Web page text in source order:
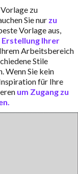
zu
Sie nur zu
Vorlage aus,
Erstellung Ihrer
Ihrem Arbeitsbereich
Stile
Wenn Sie kein
für Ihre
um Zugang zu